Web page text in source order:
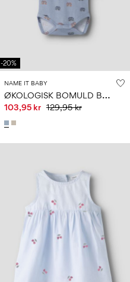
-20%
NAME IT BABY
Ø
KOLOGISK BOMULD BODYSTOCKING
103,95 kr 129,95 kr